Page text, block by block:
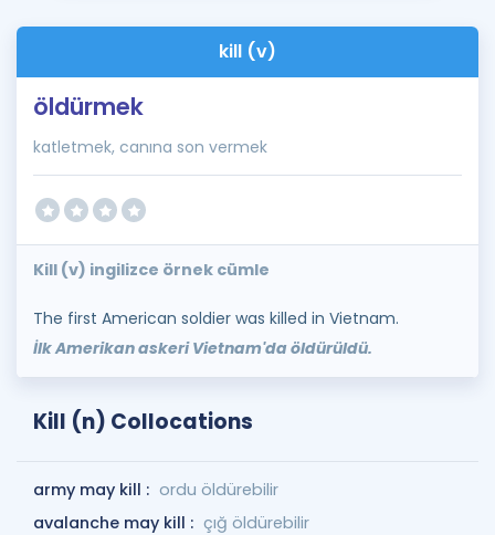
Blog
İngilizce Gramer
kill (v)
öldürmek
katletmek, canına son vermek
Kill (v) ingilizce örnek cümle
The first American soldier was killed in Vietnam.
İlk Amerikan askeri Vietnam'da öldürüldü.
Kill (n) Collocations
army may kill : ordu öldürebilir
avalanche may kill : çığ öldürebilir